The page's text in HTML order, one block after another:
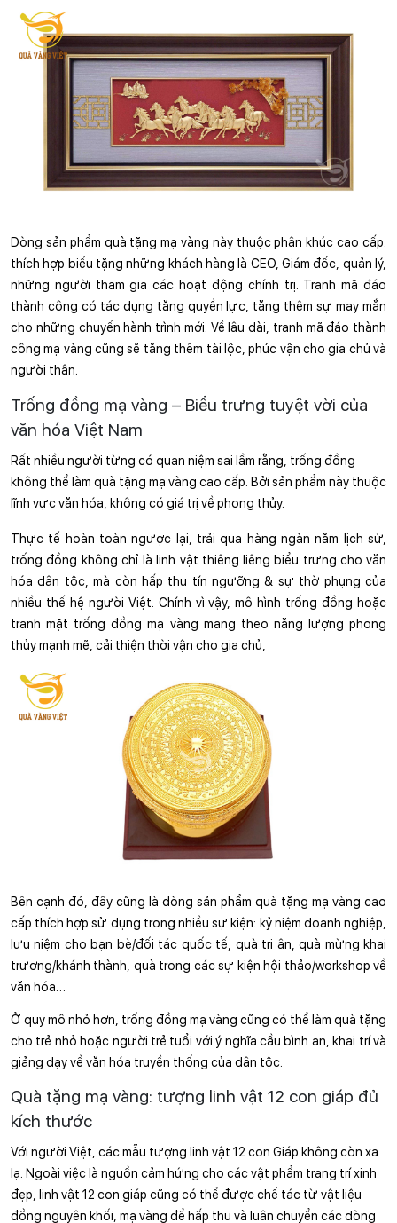
Dòng sản phẩm quà tặng mạ vàng này thuộc phân khúc cao cấp.
thích hợp biếu tặng những khách hàng là CEO, Giám đốc, quản lý,
những người tham gia các hoạt động chính trị. Tranh mã đáo
thành công có tác dụng tăng quyền lực, tăng thêm sự may mắn
cho những chuyến hành trình mới. Về lâu dài, tranh mã đáo thành
công mạ vàng cũng sẽ tăng thêm tài lộc, phúc vận cho gia chủ và
người thân.
Trống đồng mạ vàng – Biểu trưng tuyệt vời của
văn hóa Việt Nam
Rất nhiều người từng có quan niệm sai lầm rằng, trống đồng
không thể làm quà tặng mạ vàng cao cấp. Bởi sản phẩm này thuộc
lĩnh vực văn hóa, không có giá trị về phong thủy.
Thực tế hoàn toàn ngược lại, trải qua hàng ngàn năm lịch sử,
trống đồng không chỉ là linh vật thiêng liêng biểu trưng cho văn
hóa dân tộc, mà còn hấp thu tín ngưỡng & sự thờ phụng của
nhiều thế hệ người Việt. Chính vì vậy, mô hình trống đồng hoặc
tranh mặt trống đồng mạ vàng mang theo năng lượng phong
thủy mạnh mẽ, cải thiện thời vận cho gia chủ,
Bên cạnh đó, đây cũng là dòng sản phẩm quà tặng mạ vàng cao
cấp thích hợp sử dụng trong nhiều sự kiện: kỷ niệm doanh nghiệp,
lưu niệm cho bạn bè/đối tác quốc tế, quà tri ân, quà mừng khai
trương/khánh thành, quà trong các sự kiện hội thảo/workshop về
văn hóa…
Ở quy mô nhỏ hơn, trống đồng mạ vàng cũng có thể làm quà tặng
cho trẻ nhỏ hoặc người trẻ tuổi với ý nghĩa cầu bình an, khai trí và
giảng dạy về văn hóa truyền thống của dân tộc.
Quà tặng mạ vàng: tượng linh vật 12 con giáp đủ
kích thước
Với người Việt, các mẫu tượng linh vật 12 con Giáp không còn xa
lạ. Ngoài việc là nguồn cảm hứng cho các vật phẩm trang trí xinh
đẹp, linh vật 12 con giáp cũng có thể được chế tác từ vật liệu
đồng nguyên khối, mạ vàng để hấp thu và luân chuyển các dòng